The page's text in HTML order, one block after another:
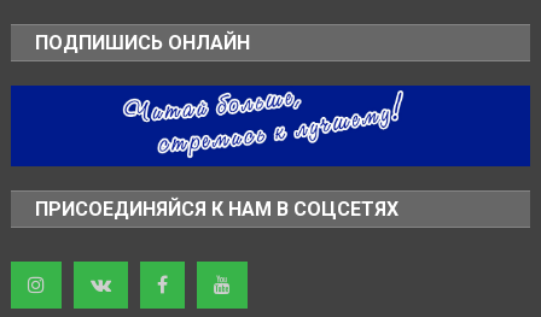
ПОДПИШИСЬ ОНЛАЙН
ПРИСОЕДИНЯЙСЯ К НАМ В СОЦСЕТЯХ